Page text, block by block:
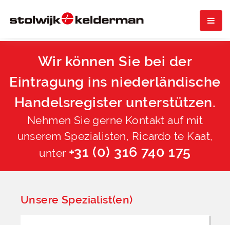

Wir können Sie bei der
Eintragung ins niederländische
Handelsregister unterstützen.
Nehmen Sie gerne Kontakt auf mit
unserem Spezialisten, Ricardo te Kaat,
unter +31 (0) 316 740 175
Unsere Spezialist(en)